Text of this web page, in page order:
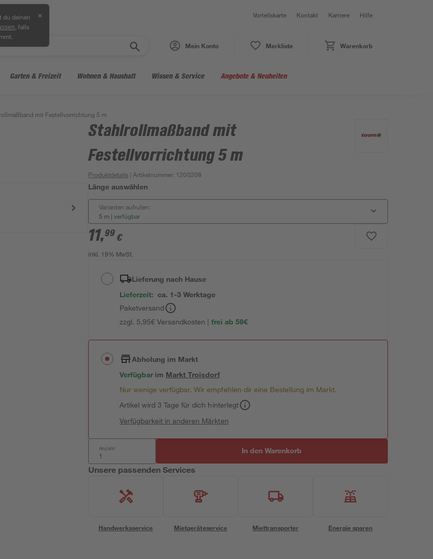
du deinen
, falls
✕ Vorteilskarte Kontakt Karriere Hilfe
Mein Konto Merkliste Warenkorb
Garten & Freizeit Wohnen & Haushalt Wissen & Service Angebote & Neuheiten
mit Festellvorrichtung 5 m
Stahlrollmaßband mit
Festellvorrichtung 5 m
Produktdetails | Artikelnummer: 1200208
Länge auswählen
Varianten aufrufen:
5 m | verfügbar
11,99 €
inkl. 19% MwSt.
Lieferung nach Hause
Lieferzeit: ca. 1-3 Werktage
Paketversand
zzgl. 5,95€ Versandkosten | frei ab 59€
Abholung im Markt
Verfügbar im MarktTroisdorf
Nur wenige verfügbar. Wir empfehlen dir eine Bestellung im Markt.
Artikel wird 3 Tage für dich hinterlegt
Verfügbarkeit in anderen Märkten
Anzahl: In den Warenkorb
Unsere passenden Services
Handwerksservice Mietgeräteservice Miettransporter Energie sparen